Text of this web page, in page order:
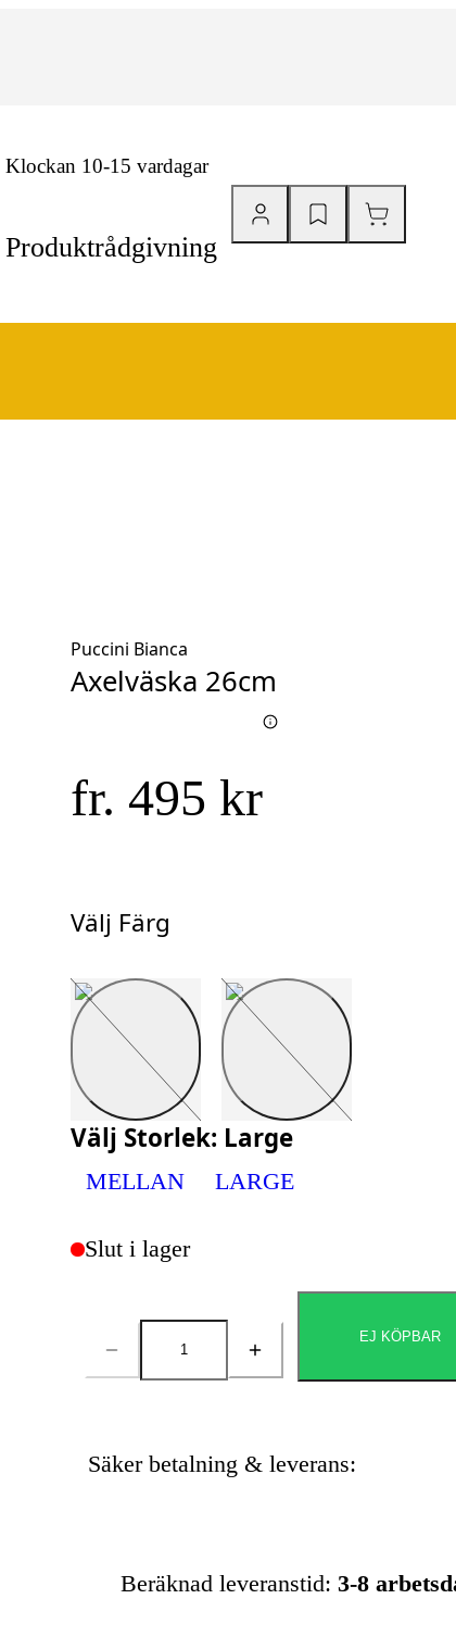
Klockan 10-15 vardagar
Produktrådgivning
Puccini Bianca
Axelväska 26cm
fr. 495 kr
Välj Färg
Välj Färg
Välj Storlek: Large
MELLAN LARGE
Slut i lager
Antal
EJ KÖPBAR
Säker betalning & leverans:
Beräknad leveranstid: 3-8